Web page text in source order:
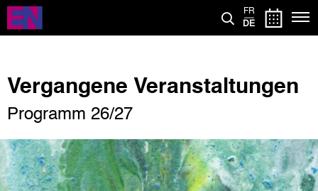
Direkt
zum
Inhalt
FR
DE
Vergangene Veranstaltungen
Programm 26/27